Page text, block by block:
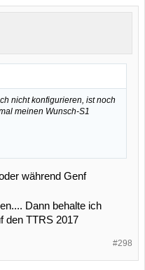
nicht konfigurieren, ist noch
meinen Wunsch-S1
während Genf
Dann behalte ich
den TTRS 2017
#298